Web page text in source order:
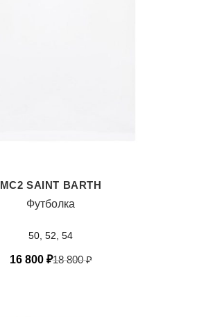
MC2 SAINT BARTH
Футболка
50, 52, 54
16 800 ₽18 800₽